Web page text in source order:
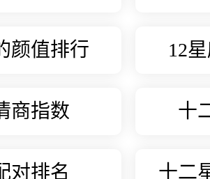
颜值排行 12
商指数 十
对排名 十二